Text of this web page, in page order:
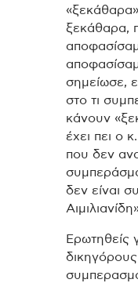
«ξεκάθαρα»
ξεκάθαρα,
σημείωσε,
στο τι
κάνουν
έχει πει ο
που δεν
δεν είναι
Ερωτηθείς